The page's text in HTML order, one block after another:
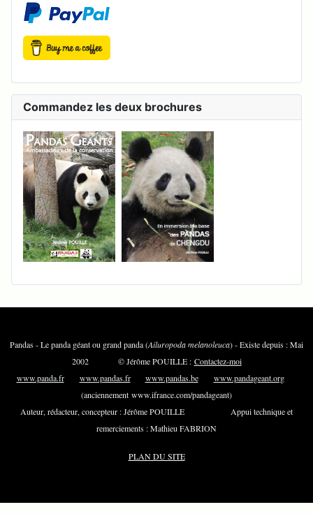
Commandez les deux brochures
Pandas - Le panda géant ou grand panda (Ailuropoda melanoleuca) - Existe depuis : Mai
2002 © Jérôme POUILLE : Contactez-moi
www.panda.fr
www.pandas.fr www.pandas.be
www.pandageant.org
(anciennement www.ifrance.com/pandageant)
Auteur, rédacteur, concepteur : Jérôme POUILLE Appui technique et
remerciements : Mathieu FABRION
PLAN DU SITE